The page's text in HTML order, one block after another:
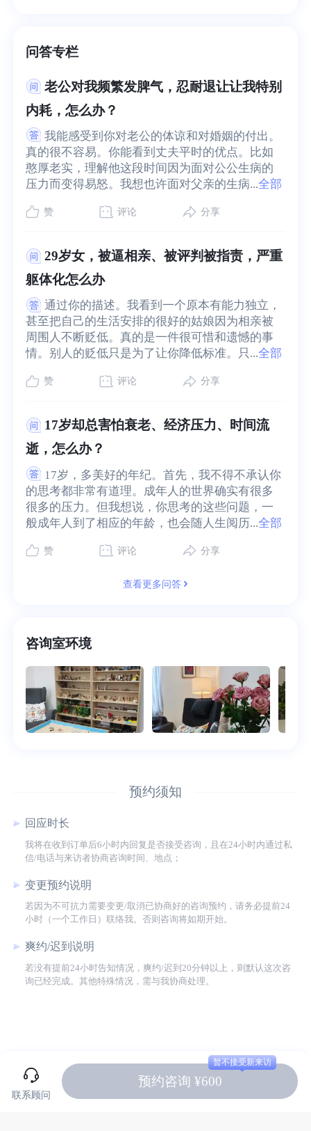
问答专栏
老公对我频繁发脾气，忍耐退让让我特别
内耗，怎么办？
我能感受到你对老公的体谅和对婚姻的付出。
真的很不容易。你能看到丈夫平时的优点。比如
憨厚老实，理解他这段时间因为面对公公生病的
压力而变得易怒。我想也许面对父亲的生病...全部
赞 评论 分享
29岁女，被逼相亲、被评判被指责，严重
躯体化怎么办
通过你的描述。我看到一个原本有能力独立，
甚至把自己的生活安排的很好的姑娘因为相亲被
周围人不断贬低。真的是一件很可惜和遗憾的事
情。别人的贬低只是为了让你降低标准。只...全部
赞 评论 分享
17岁却总害怕衰老、经济压力、时间流
逝，怎么办？
17岁，多美好的年纪。首先，我不得不承认你
的思考都非常有道理。成年人的世界确实有很多
很多的压力。但我想说，你思考的这些问题，一
般成年人到了相应的年龄，也会随人生阅历...全部
赞 评论 分享
查看更多问答
咨询室环境
预约须知
回应时长
我将在收到订单后6小时内回复是否接受咨询，且在24小时内通过私
信/电话与来访者协商咨询时间、地点；
变更预约说明
若因为不可抗力需要变更/取消已协商好的咨询预约，请务必提前24
小时（一个工作日）联络我。否则咨询将如期开始。
爽约/迟到说明
若没有提前24小时告知情况，爽约/迟到20分钟以上，则默认这次咨
询已经完成。其他特殊情况，需与我协商处理。
联系顾问
暂不接受新来访
预约咨询 ¥600